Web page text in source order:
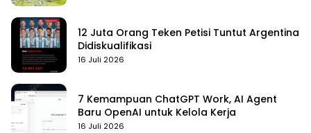
12 Juta Orang Teken Petisi Tuntut Argentina
Didiskualifikasi
16 Juli 2026
7 Kemampuan ChatGPT Work, AI Agent
Baru OpenAI untuk Kelola Kerja
16 Juli 2026